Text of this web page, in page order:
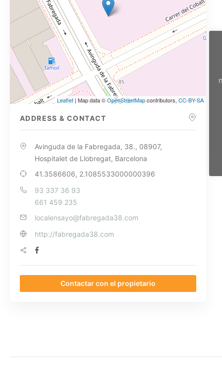
Leaflet | Map data ©OpenStreetMapcontributors,CC-BY-SA
ADDRESS & CONTACT
Avinguda de la Fabregada, 38., 08907,
Hospitalet de Llobregat, Barcelona
41.3586606, 2.1085533000000396
93 337 36 93
661 459 235
localensayo@fabregada38.com
http://fabregada38.com
Contactar con el propietario